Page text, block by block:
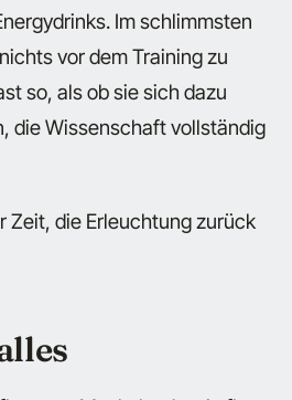
Im schlimmsten
vor dem Training zu
so, als ob sie sich dazu
die Wissenschaft vollständig
Zeit, die Erleuchtung zurück